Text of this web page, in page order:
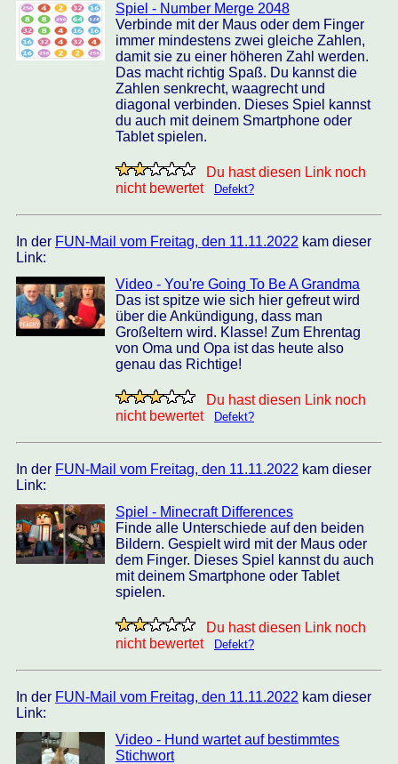
Spiel - Number Merge 2048
Verbinde mit der Maus oder dem Finger
immer mindestens zwei gleiche Zahlen,
damit sie zu einer höheren Zahl werden.
Das macht richtig Spaß. Du kannst die
Zahlen senkrecht, waagrecht und
diagonal verbinden. Dieses Spiel kannst
du auch mit deinem Smartphone oder
Tablet spielen.
Du hast diesen Link noch
nicht bewertet
Defekt?
In der FUN-Mail vom Freitag, den 11.11.2022 kam dieser
Link:
Video - You're Going To Be A Grandma
Das ist spitze wie sich hier gefreut wird
über die Ankündigung, dass man
Großeltern wird. Klasse! Zum Ehrentag
von Oma und Opa ist das heute also
genau das Richtige!
Du hast diesen Link noch
nicht bewertet
Defekt?
In der FUN-Mail vom Freitag, den 11.11.2022 kam dieser
Link:
Spiel - Minecraft Differences
Finde alle Unterschiede auf den beiden
Bildern. Gespielt wird mit der Maus oder
dem Finger. Dieses Spiel kannst du auch
mit deinem Smartphone oder Tablet
spielen.
Du hast diesen Link noch
nicht bewertet
Defekt?
In der FUN-Mail vom Freitag, den 11.11.2022 kam dieser
Link:
Video - Hund wartet auf bestimmtes
Stichwort